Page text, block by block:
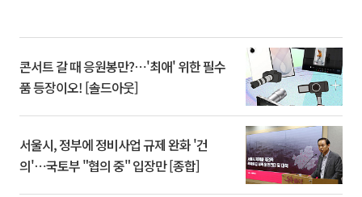
콘서트 갈 때 응원봉만?⋯'최애' 위한 필수
품 등장이오! [솔드아웃]
서울시, 정부에 정비사업 규제 완화 '건
의'⋯국토부 "협의 중" 입장만 [종합]